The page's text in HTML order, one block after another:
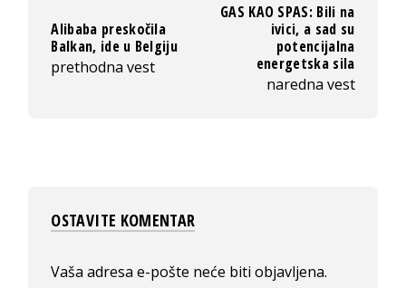
Alibaba preskočila
Balkan, ide u Belgiju
prethodna vest
GAS KAO SPAS: Bili na
ivici, a sad su
potencijalna
energetska sila
naredna vest
OSTAVITE KOMENTAR
Vaša adresa e-pošte neće biti objavljena.